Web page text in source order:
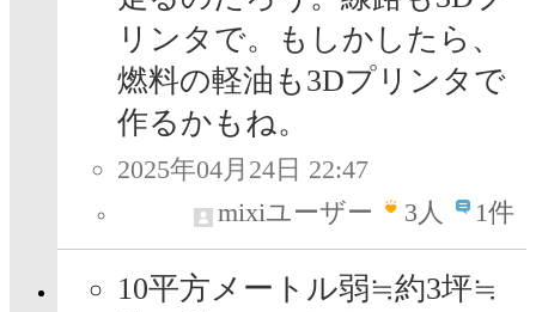
リンタで。もしかしたら、
燃料の軽油も3Dプリンタで
作るかもね。
2025年04月24日 22:47
mixiユーザー
3人 1件
10平方メートル弱≒約3坪≒